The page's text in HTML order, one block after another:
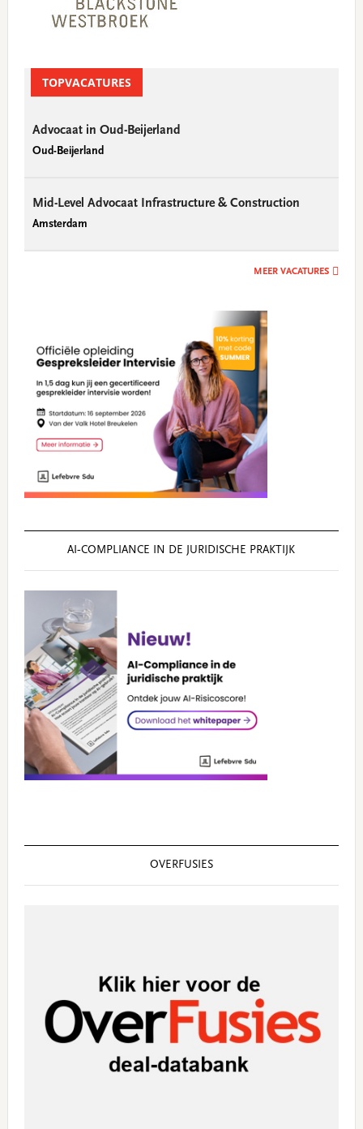
TOPVACATURES
Advocaat in Oud-Beijerland
Oud-Beijerland
Mid-Level Advocaat Infrastructure & Construction
Amsterdam
MEER VACATURES
AI‑COMPLIANCE IN DE JURIDISCHE PRAKTIJK
OVERFUSIES